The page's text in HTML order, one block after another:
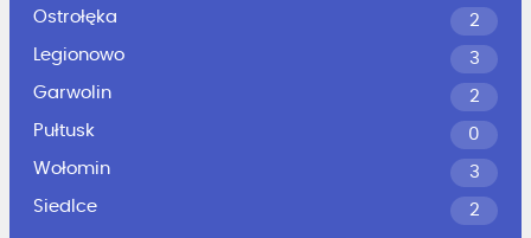
Ostrołęka
2
Legionowo
3
Garwolin
2
Pułtusk
0
Wołomin
3
Siedlce
2